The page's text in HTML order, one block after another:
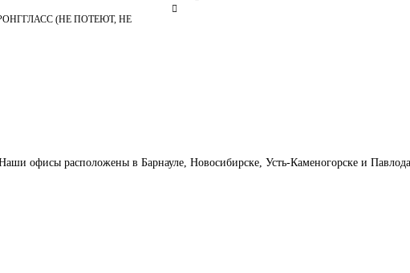
(НЕ ПОТЕЮТ, НЕ
офисы расположены в Барнауле, Новосибирске, Усть-Каменогорске и